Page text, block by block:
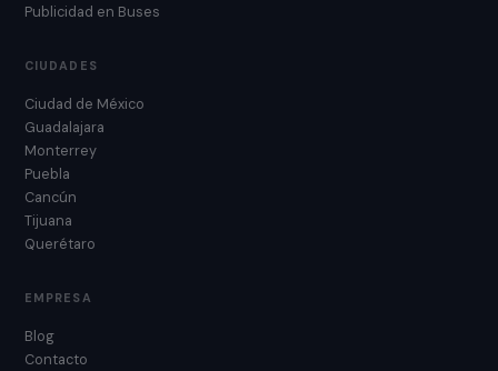
Publicidad en Buses
CIUDADES
Ciudad de México
Guadalajara
Monterrey
Puebla
Cancún
Tijuana
Querétaro
EMPRESA
Blog
Contacto